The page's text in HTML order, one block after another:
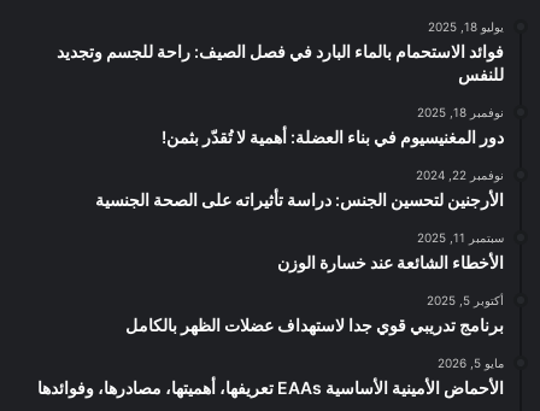
يوليو 18, 2025
فوائد الاستحمام بالماء البارد في فصل الصيف: راحة للجسم وتجديد
للنفس
نوفمبر 18, 2025
دور المغنيسيوم في بناء العضلة: أهمية لا تُقدّر بثمن!
نوفمبر 22, 2024
الأرجنين لتحسين الجنس: دراسة تأثيراته على الصحة الجنسية
سبتمبر 11, 2025
الأخطاء الشائعة عند خسارة الوزن
أكتوبر 5, 2025
برنامج تدريبي قوي جدا لاستهداف عضلات الظهر بالكامل
مايو 5, 2026
الأحماض الأمينية الأساسية EAAs تعريفها، أهميتها، مصادرها، وفوائدها